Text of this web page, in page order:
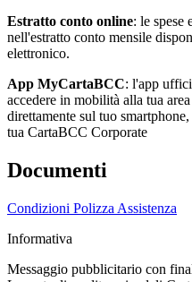
Estratto conto online: le spese
nell'estratto conto mensile
elettronico.
App MyCartaBCC: l'app
accedere in mobilità alla tua
direttamente sul tuo
tua CartaBCC Corporate
Documenti
Condizioni Polizza Assistenza
Informativa
Messaggio pubblicitario con